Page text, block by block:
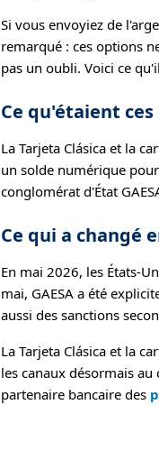
Si vous envoyiez de
remarqué : ces options
pas un oubli. Voici ce
Ce qu'étaient
La Tarjeta Clásica et la
un solde numérique
conglomérat d'État
Ce qui a changé
En mai 2026, les États-
mai, GAESA a été
aussi des sanctions
La Tarjeta Clásica et la
les canaux désormais
partenaire bancaire des